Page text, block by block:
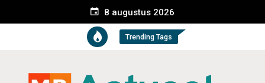
8 augustus 2026
Trending Tags